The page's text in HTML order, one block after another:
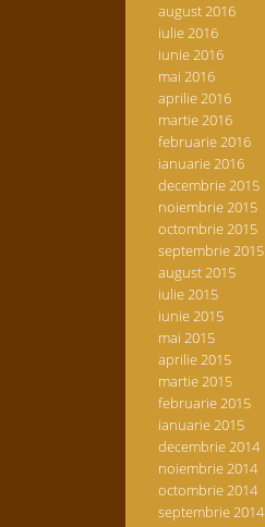
august 2016
iulie 2016
iunie 2016
mai 2016
aprilie 2016
martie 2016
februarie 2016
ianuarie 2016
decembrie 2015
noiembrie 2015
octombrie 2015
septembrie 2015
august 2015
iulie 2015
iunie 2015
mai 2015
aprilie 2015
martie 2015
februarie 2015
ianuarie 2015
decembrie 2014
noiembrie 2014
octombrie 2014
septembrie 2014